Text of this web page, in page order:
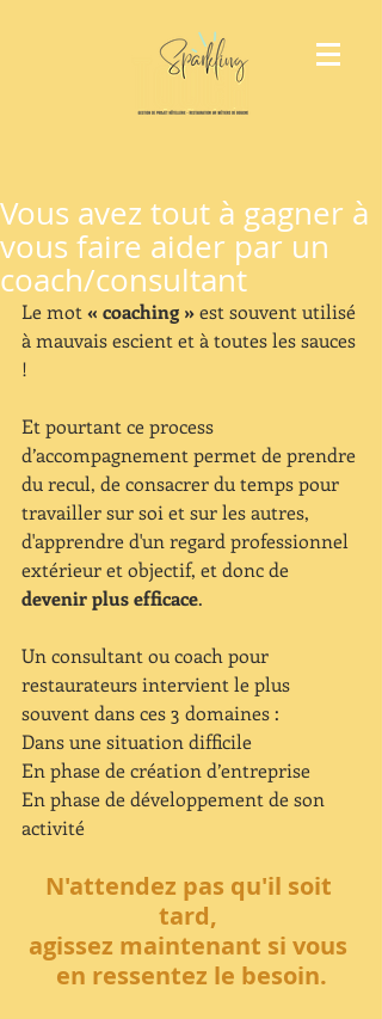
Vous avez tout à gagner à
vous faire aider par un
coach/consultant
Le mot « coaching » est souvent utilisé
à mauvais escient et à toutes les sauces
!
Et pourtant ce process
d’accompagnement permet de prendre
du recul, de consacrer du temps pour
travailler sur soi et sur les autres,
d'apprendre d'un regard professionnel
extérieur et objectif, et donc de
devenir plus efficace.
Un consultant ou coach pour
restaurateurs intervient le plus
souvent dans ces 3 domaines :
Dans une situation difficile
En phase de création d’entreprise
En phase de développement de son
activité
N'attendez pas qu'il soit
tard,
agissez maintenant si vous
en ressentez le besoin.